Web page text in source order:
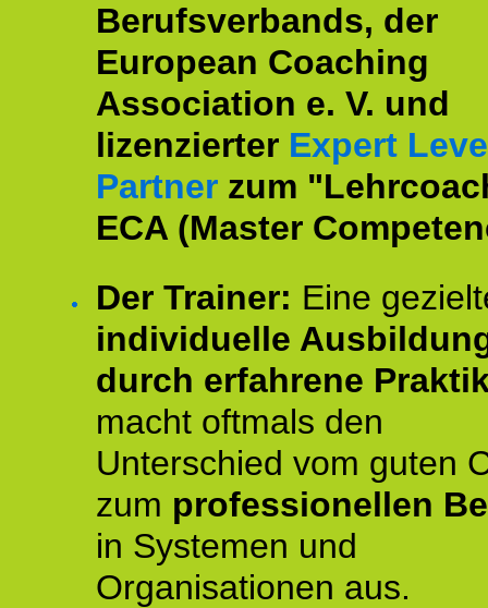
Berufsverbands, der
European Coaching
Association e. V. und
lizenzierter Expert
Partner zum
ECA (Master
Der Trainer: Eine
individuelle
durch erfahrene
macht oftmals den
Unterschied vom guten
zum professionellen
in Systemen und
Organisationen aus.